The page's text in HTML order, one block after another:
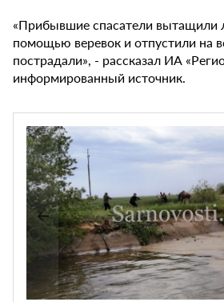
«Прибывшие спасатели вытащили
помощью веревок и отпустили на
пострадали», - рассказал ИА
информированный источник.